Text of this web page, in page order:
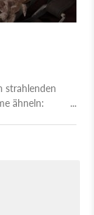
strahlenden
ähneln: